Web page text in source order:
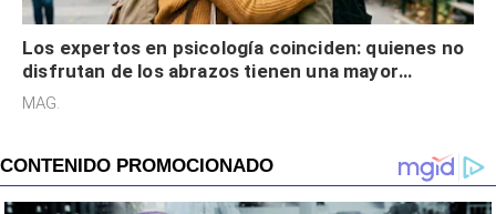
Los expertos en psicología coinciden: quienes no
disfrutan de los abrazos tienen una mayor
sensibilidad a los estímulos físicos y no es por
MAG.